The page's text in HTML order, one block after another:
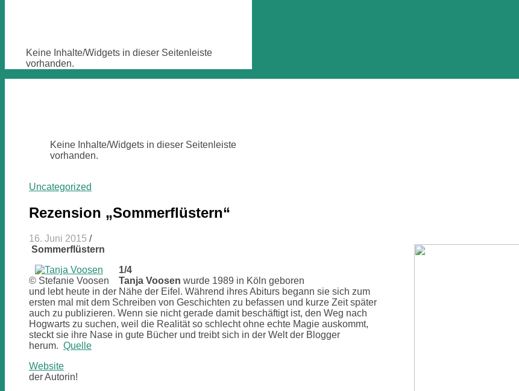
Keine Inhalte/Widgets in dieser Seitenleiste
vorhanden.
Keine Inhalte/Widgets in dieser Seitenleiste
vorhanden.
Uncategorized
Rezension „Sommerflüstern“
16. Juni 2015 /
Sommerflüstern
© Stefanie Voosen
1/4
Tanja Voosen wurde 1989 in Köln geboren
und lebt heute in der Nähe der Eifel. Während ihres Abiturs begann sie sich zum
ersten mal mit dem Schreiben von Geschichten zu befassen und kurze Zeit später
auch zu publizieren. Wenn sie nicht gerade damit beschäftigt ist, den Weg nach
Hogwarts zu suchen, weil die Realität so schlecht ohne echte Magie auskommt,
steckt sie ihre Nase in gute Bücher und treibt sich in der Welt der Blogger
herum. Quelle
Website
der Autorin!